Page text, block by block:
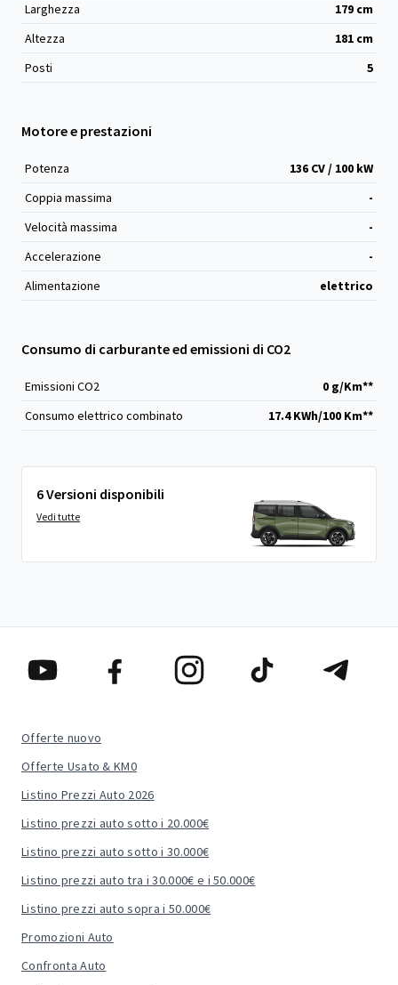
Larghezza
179 cm
Altezza
181 cm
Posti
5
Motore e prestazioni
Potenza
136 CV / 100 kW
Coppia massima
-
Velocità massima
-
Accelerazione
-
Alimentazione
elettrico
Consumo di carburante ed emissioni di CO2
Emissioni CO2
0 g/Km**
Consumo elettrico combinato
17.4 KWh/100 Km**
6 Versioni disponibili
Vedi tutte
Offerte nuovo
Offerte Usato & KM0
Listino Prezzi Auto 2026
Listino prezzi auto sotto i 20.000€
Listino prezzi auto sotto i 30.000€
Listino prezzi auto tra i 30.000€ e i 50.000€
Listino prezzi auto sopra i 50.000€
Promozioni Auto
Confronta Auto